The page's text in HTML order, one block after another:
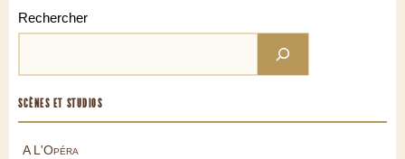
Rechercher
SCÈNES ET STUDIOS
A L'Opéra